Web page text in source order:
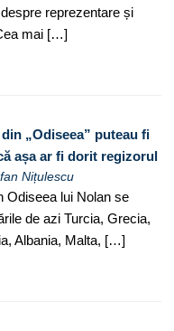
reprezentare și
mai […]
„Odiseea” puteau fi
așa ar fi dorit regizorul
Nițulescu
Odiseea lui Nolan se
de azi Turcia, Grecia,
Albania, Malta, […]